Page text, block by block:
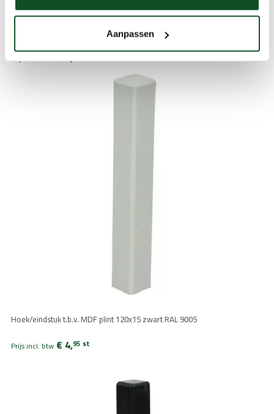
Aanpassen
Hoek/eindstuk t.b.v. MDF plint 120x15 wit RAL 9010
Hoek/eindstuk t.b.v. MDF plint 120x15 zwart RAL 9005
Prijs incl. btw € 4,95 st